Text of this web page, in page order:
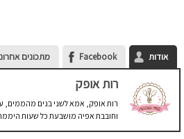
אודות Facebook מתכונים
רות אופק
רות אופק, אמא לשני בנים מהממים,
וחובבת אפיה מושבעת כל שעות